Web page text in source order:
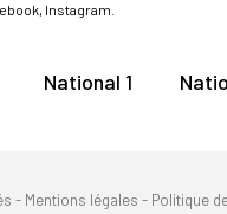
Instagram.
National 1
- Mentions légales - Politique